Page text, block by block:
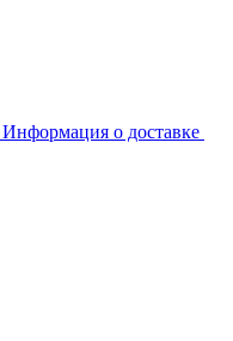
Информация о доставке